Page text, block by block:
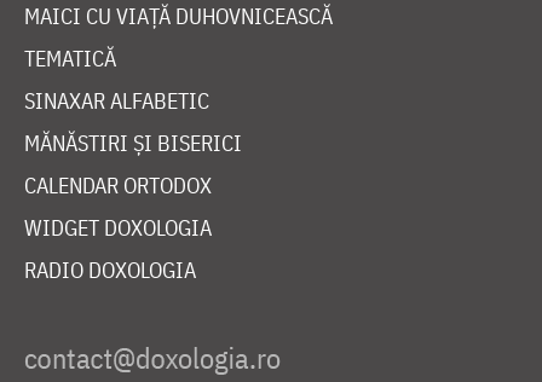
MAICI CU VIAȚĂ DUHOVNICEASCĂ
TEMATICĂ
SINAXAR ALFABETIC
MĂNĂSTIRI ȘI BISERICI
CALENDAR ORTODOX
WIDGET DOXOLOGIA
RADIO DOXOLOGIA